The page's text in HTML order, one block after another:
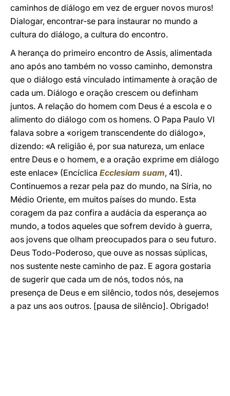
caminhos de diálogo em vez de erguer novos muros!
Dialogar, encontrar-se para instaurar no mundo a
cultura do diálogo, a cultura do encontro.
A herança do primeiro encontro de Assis, alimentada
ano após ano também no vosso caminho, demonstra
que o diálogo está vinculado intimamente à oração de
cada um. Diálogo e oração crescem ou definham
juntos. A relação do homem com Deus é a escola e o
alimento do diálogo com os homens. O Papa Paulo VI
falava sobre a «origem transcendente do diálogo»,
dizendo: «A religião é, por sua natureza, um enlace
entre Deus e o homem, e a oração exprime em diálogo
este enlace» (Encíclica Ecclesiam suam, 41).
Continuemos a rezar pela paz do mundo, na Síria, no
Médio Oriente, em muitos países do mundo. Esta
coragem da paz confira a audácia da esperança ao
mundo, a todos aqueles que sofrem devido à guerra,
aos jovens que olham preocupados para o seu futuro.
Deus Todo-Poderoso, que ouve as nossas súplicas,
nos sustente neste caminho de paz. E agora gostaria
de sugerir que cada um de nós, todos nós, na
presença de Deus e em silêncio, todos nós, desejemos
a paz uns aos outros. [pausa de silêncio]. Obrigado!